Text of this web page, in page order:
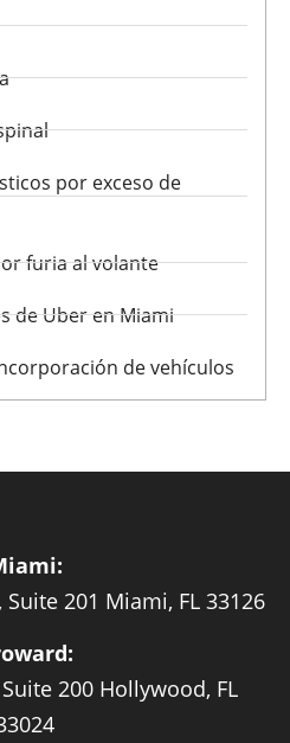
por exceso de
furia al volante
de Uber en Miami
de vehículos
201 Miami, FL 33126
200 Hollywood, FL